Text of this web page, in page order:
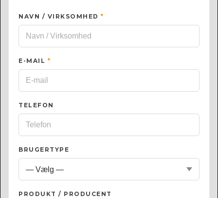
NAVN / VIRKSOMHED *
E-MAIL *
TELEFON
BRUGERTYPE
PRODUKT / PRODUCENT